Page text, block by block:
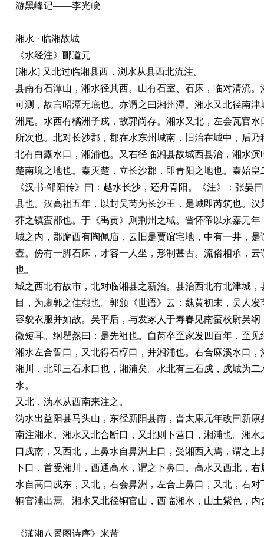
游黑峰记——李光峣
湘水 · 临湘故城
《水经注》郦道元
[湘水] 又北过临湘县西，浏水从县西北流注。
县南有石潭山，湘水径其西。山有石室、石床，临对清流
可测，故言昭潭无底也。亦谓之曰湘州潭。湘水又北径南
洲尾。水西有橘洲子戍，故郭尚存。湘水又北，左会瓦官
所次也。北对长沙郡，郡在水东州城南，旧治在城中，后
北有白露水口，湘浦也。又右径临湘县故城西县治，湘水
楚南境之地也。秦灭楚，立长沙郡，即青阳之地也。秦始
《汉书·邹阳传》曰：越水长沙，还舟青阳。《注》：张晏
县也。汉高祖五年，以封吴芮为长沙王，是城即芮筑也。
莽之镇蛮郡也。于《禹贡》则荆州之域。晋怀帝以永嘉元
城之内，郡廨西有陶佩庙，云旧是贾谊宅地，中有一井，
壶。傍有一脚石床，才容一人坐，形制甚古。流俗相承，
也。
城之西北有故市，北对临湘县之新治。县治西北有北津城
目，为廛郭之佳憩也。郭颁《世语》云：魏黄初末，吴人
容貌衣服并如故。吴平后，与发冢人于寿春见南蛮校尉吴
微短耳。纲瞿然曰：是先祖也。自芮卒至家发四百年，至见
湘水左合誓口，又北得石椁口，并湘浦也。右合麻溪水口
湘川，北即三石水口也，湘浦矣。水北有三石戍，戍城为
水。
又北，沩水从西南来注之。
沩水出益阳县马头山，东径新阳县南，晋太康元年改曰新
南注湘水。湘水又北合断口，又北则下营口，湘浦也。湘
口戍南，又西北，上鼻水自鼻洲上口，受湘西入焉，谓之
下口，首受湘川，西通高水，谓之下鼻口。高水又西北，
水自高口戍东，又北，右会鼻洲，左合上鼻口，又北，右
铜官浦出焉。湘水又北径铜官山，西临湘水，山土紫色，
《潇湘八景图诗序》米芾